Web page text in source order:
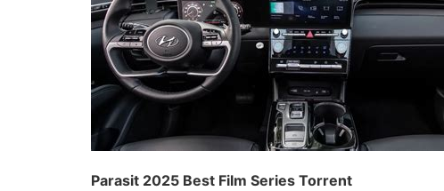
Parasit 2025 Best Film Series Torrent